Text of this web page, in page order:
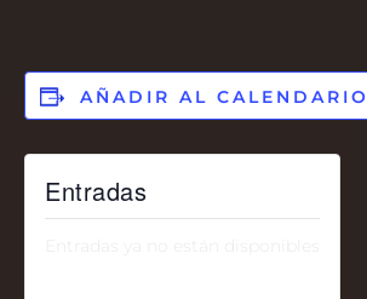
AÑADIR AL CALENDARIO
Entradas